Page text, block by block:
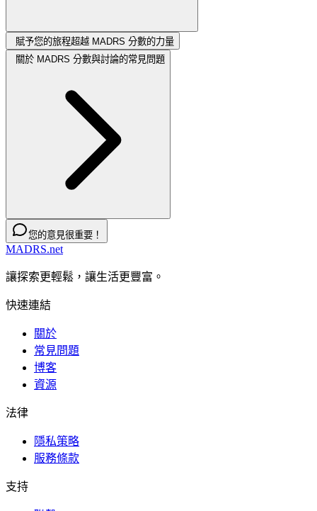
賦予您的旅程超越 MADRS 分數的力量
關於 MADRS 分數與討論的常見問題
您的意見很重要！
MADRS.net
讓探索更輕鬆，讓生活更豐富。
快速連結
關於
常見問題
博客
資源
法律
隱私策略
服務條款
支持